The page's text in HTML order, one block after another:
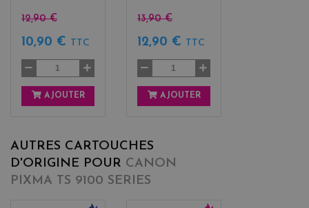
12,90 €
10,90 € TTC
AJOUTER
13,90 €
12,90 € TTC
AJOUTER
AUTRES CARTOUCHES
D'ORIGINE POUR CANON
PIXMA TS 9100 SERIES